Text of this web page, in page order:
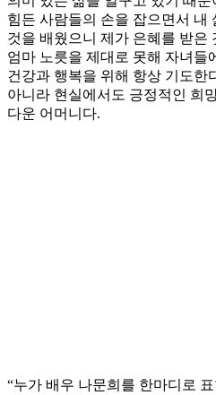
힘든 사람들의 손을 잡으면서 내
것을 배웠으니 제가 은혜를 받은
엄마 노릇을 제대로 못해 자녀들
건강과 행복을 위해 항상 기도한
아니라 현실에서도 긍정적인 희
다운 어머니다.
“누가 배우 나문희를 한마디로